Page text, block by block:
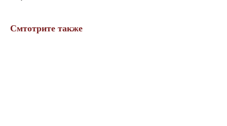
Смтотрите также